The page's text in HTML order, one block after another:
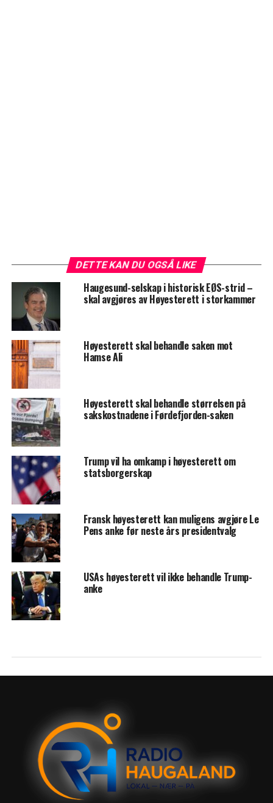
DETTE KAN DU OGSÅ LIKE
Haugesund-selskap i historisk EØS-strid –
skal avgjøres av Høyesterett i storkammer
Høyesterett skal behandle saken mot
Hamse Ali
Høyesterett skal behandle størrelsen på
sakskostnadene i Førdefjorden-saken
Trump vil ha omkamp i høyesterett om
statsborgerskap
Fransk høyesterett kan muligens avgjøre Le
Pens anke før neste års presidentvalg
USAs høyesterett vil ikke behandle Trump-
anke